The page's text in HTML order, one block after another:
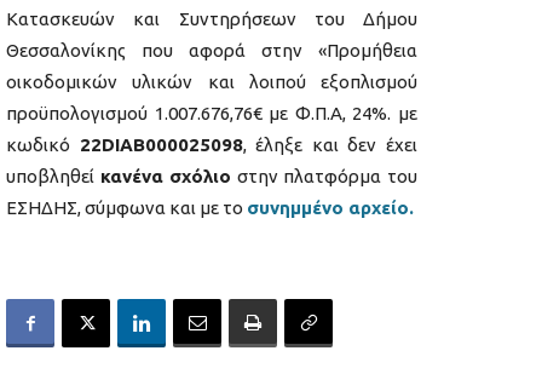
Κατασκευών και Συντηρήσεων του Δήμου
Θεσσαλονίκης που αφορά στην «Προμήθεια
οικοδομικών υλικών και λοιπού εξοπλισμού
προϋπολογισμού 1.007.676,76€ με Φ.Π.Α, 24%. με
κωδικό 22DIAB000025098, έληξε και δεν έχει
υποβληθεί κανένα σχόλιο στην πλατφόρμα του
ΕΣΗΔΗΣ, σύμφωνα και με το συνημμένο αρχείο.